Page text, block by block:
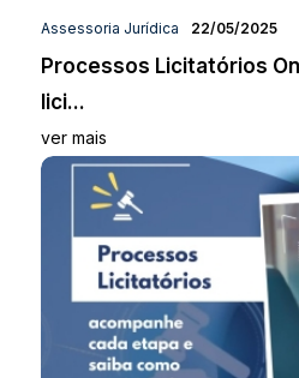
Assessoria Jurídica 22/05/2025
Processos Licitatórios
lici...
ver mais